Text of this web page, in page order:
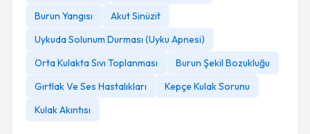
Burun Yangısı
Akut Sinüzit
Uykuda Solunum Durması (Uyku Apnesi)
Orta Kulakta Sıvı Toplanması
Burun Şekil Bozukluğu
Gırtlak Ve Ses Hastalıkları
Kepçe Kulak Sorunu
Kulak Akıntısı